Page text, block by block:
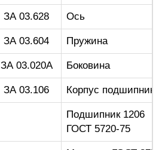
ЗА 03.628 Ось
ЗА 03.604 Пружина
ЗА 03.020А Боковина
ЗА 03.106 Корпус подшипника
Подшипник 1206
ГОСТ 5720-75